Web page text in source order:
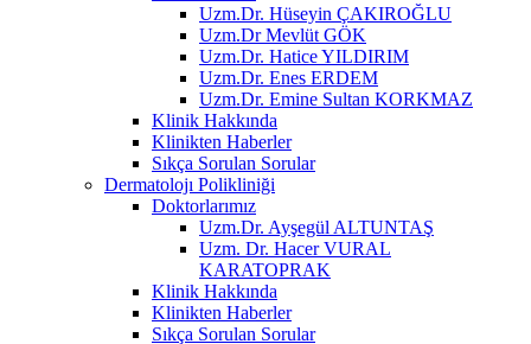
Uzm.Dr. Hüseyin ÇAKIROĞLU
Uzm.Dr Mevlüt GÖK
Uzm.Dr. Hatice YILDIRIM
Uzm.Dr. Enes ERDEM
Uzm.Dr. Emine Sultan KORKMAZ
Klinik Hakkında
Klinikten Haberler
Sıkça Sorulan Sorular
Dermatolojı Polikliniği
Doktorlarımız
Uzm.Dr. Ayşegül ALTUNTAŞ
Uzm. Dr. Hacer VURAL
KARATOPRAK
Klinik Hakkında
Klinikten Haberler
Sıkça Sorulan Sorular